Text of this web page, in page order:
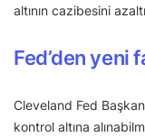
altının cazibesini
Fed’den yeni
Cleveland Fed
kontrol altına